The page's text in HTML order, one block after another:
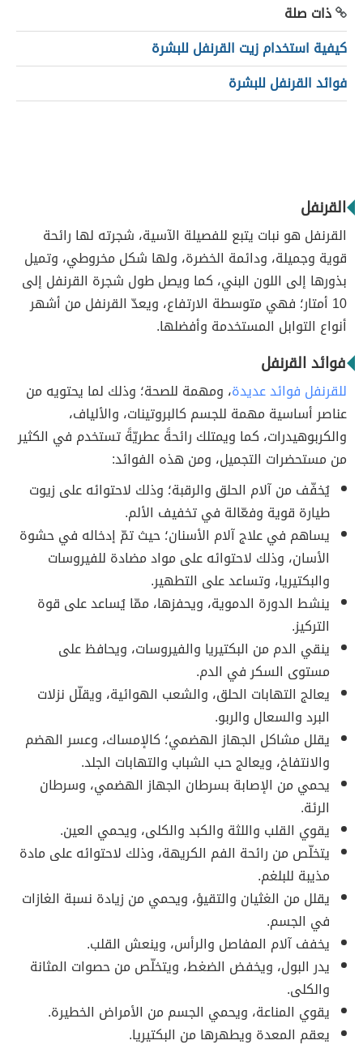
ذات صلة
كيفية استخدام زيت القرنفل للبشرة
فوائد القرنفل للبشرة
القرنفل
القرنفل هو نبات يتبع للفصيلة الآسية، شجرته لها رائحة
قوية وجميلة، ودائمة الخضرة، ولها شكل مخروطي، وتميل
بذورها إلى اللون البني، كما ويصل طول شجرة القرنفل إلى
10 أمتار؛ فهي متوسطة الارتفاع، ويعدّ القرنفل من أشهر
أنواع التوابل المستخدمة وأفضلها.
فوائد القرنفل
للقرنفل فوائد عديدة، ومهمة للصحة؛ وذلك لما يحتويه من
عناصر أساسية مهمة للجسم كالبروتينات، والألياف،
والكربوهيدرات، كما ويمتلك رائحةً عطريّةً تستخدم في الكثير
من مستحضرات التجميل، ومن هذه الفوائد:
يُخفّف من آلام الحلق والرقبة؛ وذلك لاحتوائه على زيوت
طيارة قوية وفعّالة في تخفيف الألم.
يساهم في علاج آلام الأسنان؛ حيث تمّ إدخاله في حشوة
الأسان، وذلك لاحتوائه على مواد مضادة للفيروسات
والبكتيريا، وتساعد على التطهير.
ينشط الدورة الدموية، ويحفزها، ممّا يُساعد على قوة
التركيز.
ينقي الدم من البكتيريا والفيروسات، ويحافظ على
مستوى السكر في الدم.
يعالج التهابات الحلق، والشعب الهوائية، ويقلّل نزلات
البرد والسعال والربو.
يقلل مشاكل الجهاز الهضمي؛ كالإمساك، وعسر الهضم
والانتفاخ، ويعالج حب الشباب والتهابات الجلد.
يحمي من الإصابة بسرطان الجهاز الهضمي، وسرطان
الرئة.
يقوي القلب واللثة والكبد والكلى، ويحمي العين.
يتخلّص من رائحة الفم الكريهة، وذلك لاحتوائه على مادة
مذيبة للبلغم.
يقلل من الغثيان والتقيؤ، ويحمي من زيادة نسبة الغازات
في الجسم.
يخفف آلام المفاصل والرأس، وينعش القلب.
يدر البول، ويخفض الضغط، ويتخلّص من حصوات المثانة
والكلى.
يقوي المناعة، ويحمي الجسم من الأمراض الخطيرة.
يعقم المعدة ويطهرها من البكتيريا.